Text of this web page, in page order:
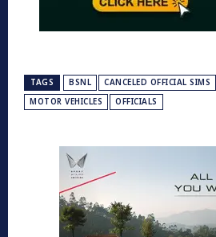
TAGS BSNL CANCELED OFFICIAL SIMS
MOTOR VEHICLES
OFFICIALS